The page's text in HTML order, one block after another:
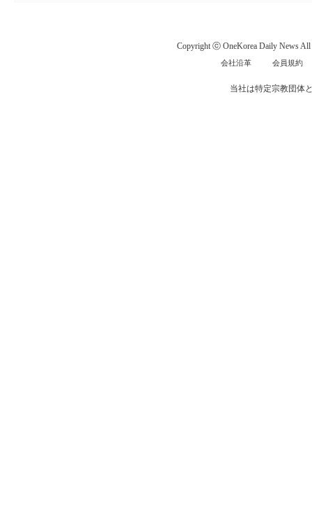
Copyright ⓒ OneKorea Daily News All
会社沿革 会員規約
当社は特定宗教団体